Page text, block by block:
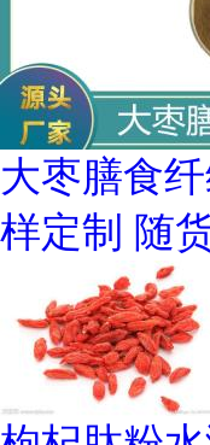
大枣膳食
样定制 随